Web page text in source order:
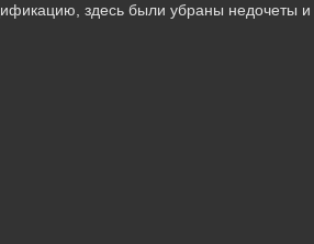
здесь были убраны недочеты и